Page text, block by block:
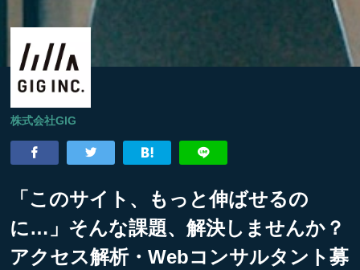
株式会社GIG
「このサイト、もっと伸ばせるの
に…」そんな課題、解決しませんか？
アクセス解析・Webコンサルタント募